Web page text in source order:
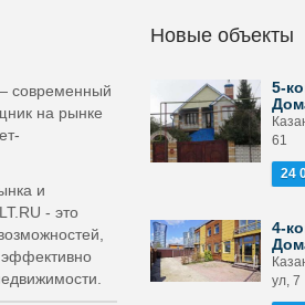
современный
на рынке
и
- это
Новые объекты
5-
61
24
4-
ул, 7